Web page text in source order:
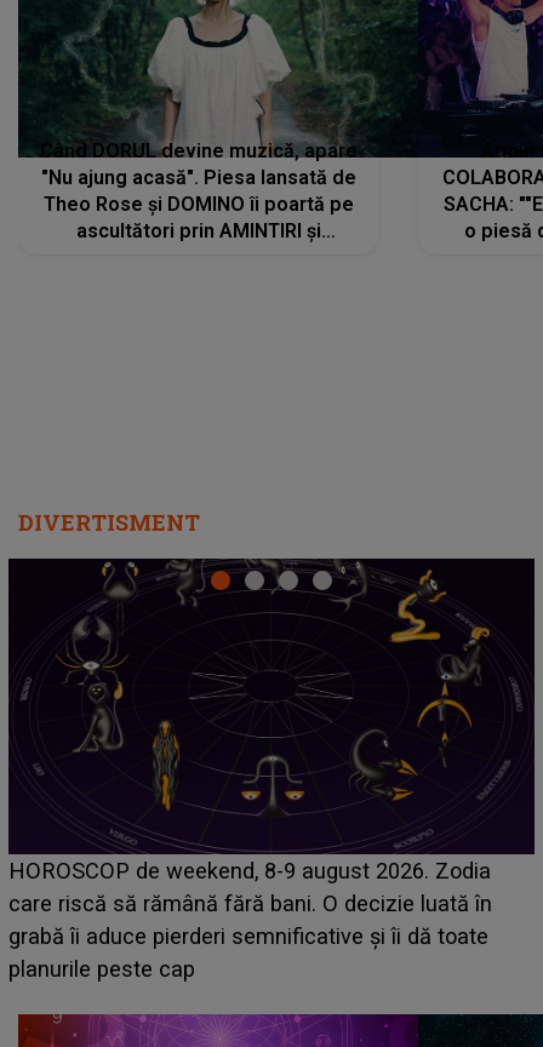
Când DORUL devine muzică, apare
"Nu ajung acasă". Piesa lansată de
Theo Rose și DOMINO îi poartă pe
ascultători prin AMINTIRI și
SACHA:
o piesă
DIVERTISMENT
Emanuel a ținut ACEST DETALIU ASCUNS până
acum! În fața Alexandrei, concurentul din Casa Iubirii
face o MĂRTURISIRE NEAȘTEPTATĂ despre mama
sa: "I-am spus și ei în față, eu nu te iubesc pentru